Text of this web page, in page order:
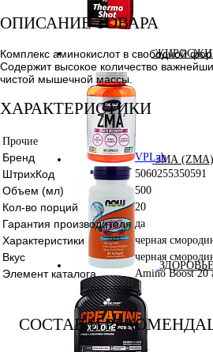
ЗМА (ZMA)
ОПИСАНИЕ ТОВАРА
Комплекс аминокислот в свободной
Содержит высокое количество
чистой мышечной массы.
ХАРАКТЕРИСТИКИ
Прочие
Бренд VPLab
ШтрихКод 5060255350591
Объем (мл) 500
Кол-во порций 20
Гарантия производителя да
Характеристики черная
Вкус черная
Элемент каталога Amino Boost
СОСТАВ И